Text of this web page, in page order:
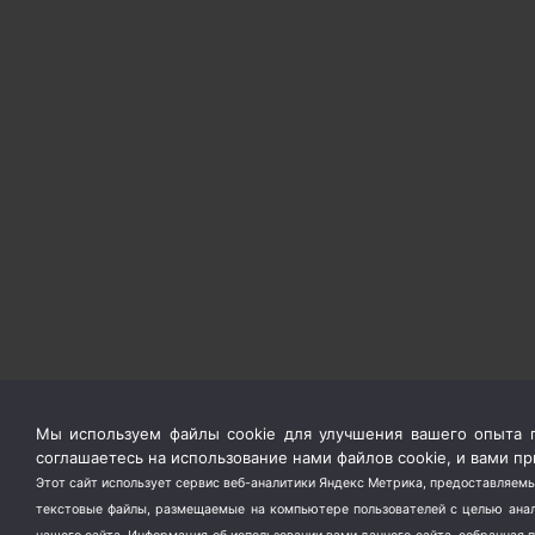
Мы используем файлы cookie для улучшения вашего опыта
соглашаетесь на использование нами файлов cookie, и вами
Этот сайт использует сервис веб-аналитики Яндекс Метрика,
текстовые файлы, размещаемые на компьютере пользователей с целью